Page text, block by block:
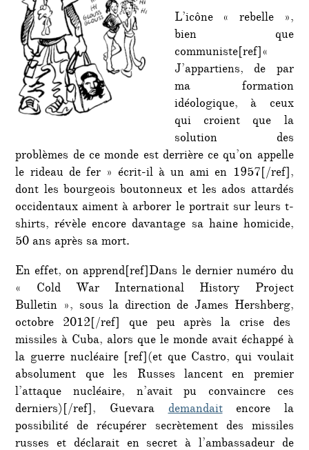
L’icône « rebelle »,
bien que
communiste[ref]«
J’appartiens, de par
ma formation
idéologique, à ceux
qui croient que la
solution des
problèmes de ce monde est derrière ce qu’on appelle
le rideau de fer » écrit-il à un ami en 1957[/ref],
dont les bourgeois boutonneux et les ados attardés
occidentaux aiment à arborer le portrait sur leurs t-
shirts, révèle encore davantage sa haine homicide,
50 ans après sa mort.
En effet, on apprend[ref]Dans le dernier numéro du
« Cold War International History Project
Bulletin », sous la direction de James Hershberg,
octobre 2012[/ref] que peu après la crise des
missiles à Cuba, alors que le monde avait échappé à
la guerre nucléaire [ref](et que Castro, qui voulait
absolument que les Russes lancent en premier
l’attaque nucléaire, n’avait pu convaincre ces
derniers)[/ref], Guevarademandaitencore la
possibilité de récupérer secrètement des missiles
russes et déclarait en secret à l’ambassadeur de